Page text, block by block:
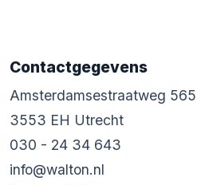
Contactgegevens
Amsterdamsestraatweg 565
3553 EH Utrecht
030 - 24 34 643
info@walton.nl